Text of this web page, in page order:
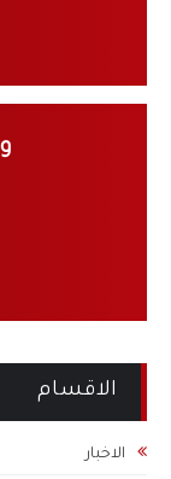
الاقسام
الاخبار